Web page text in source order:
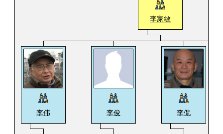
李家敏
李伟 李俊 李侃